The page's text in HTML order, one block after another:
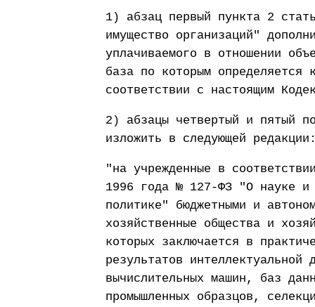
1) абзац первый пункта 2
имущество организаций"
уплачиваемого в отношении
база по которым определяется
соответствии с настоящим
2) абзацы четвертый и пятый
изложить в следующей
"на учрежденные в
1996 года № 127-ФЗ "О науке и
политике" бюджетными и
хозяйственные общества и
которых заключается в
результатов интеллектуальной
вычислительных машин, баз
промышленных образцов,